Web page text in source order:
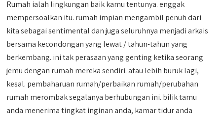
Rumah ialah lingkungan baik kamu tentunya. enggak
mempersoalkan itu. rumah impian mengambil penuh dari
kita sebagai sentimental dan juga seluruhnya menjadi arkais
bersama kecondongan yang lewat / tahun-tahun yang
berkembang. ini tak perasaan yang genting ketika seorang
jemu dengan rumah mereka sendiri. atau lebih buruk lagi,
kesal. pembaharuan rumah/perbaikan rumah/perubahan
rumah merombak segalanya berhubungan ini. bilik tamu
anda menerima tingkat inginan anda, kamar tidur anda